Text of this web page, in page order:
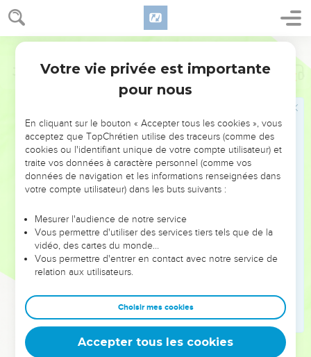
NE MANQUEZ PAS L’ÉVÉNEMENT
DE L’ANNÉE !
ET SI LEURS ERREURS POUVAIENT VOUS ÉVITER LES
VOTRES ?
leur foi ou leur vision. Mais on voit moins les doutes, les erreurs
et les saisons difficiles qu'ils ont traversés, alors même que ce
sont elles qui les ont façonnés.
Dans cette conférence, leaders, entrepreneurs, et responsables
clés pour avancer avec plus de sagesse afin que leurs erreurs
deviennent vos tremplins. Que vous guidiez un ministère, une
équipe, un groupe ou une famille, leur expérience est faite
6
Votre vie privée est importante
pour nous
En cliquant sur le bouton « Accepter tous les cookies », vous
acceptez que TopChrétien utilise des traceurs (comme des
cookies ou l'identifiant unique de votre compte utilisateur) et
traite vos données à caractère personnel (comme vos
données de navigation et les informations renseignées dans
votre compte utilisateur) dans les buts suivants :
Mesurer l'audience de notre service
Vous permettre d'utiliser des services tiers tels que de la
vidéo, des cartes du monde…
Vous permettre d'entrer en contact avec notre service de
relation aux utilisateurs.
Choisir mes cookies
Accepter tous les cookies